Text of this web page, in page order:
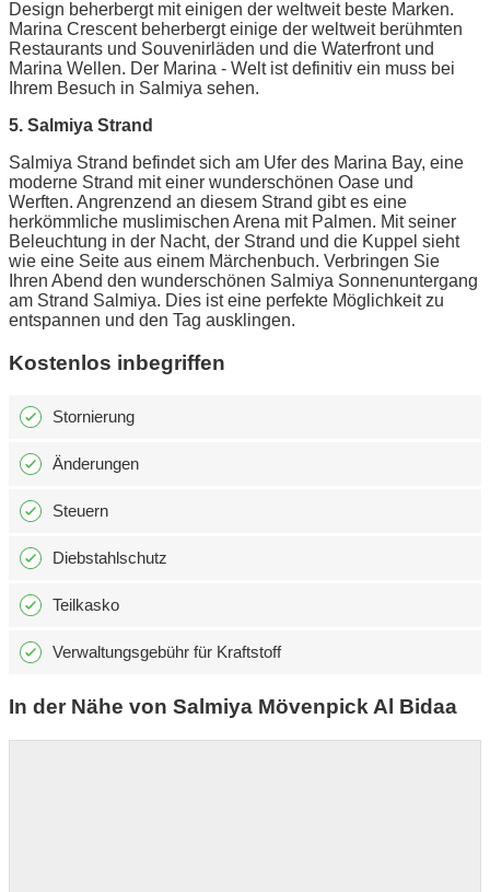
Design beherbergt mit einigen der weltweit beste Marken.
Marina Crescent beherbergt einige der weltweit berühmten
Restaurants und Souvenirläden und die Waterfront und
Marina Wellen. Der Marina - Welt ist definitiv ein muss bei
Ihrem Besuch in Salmiya sehen.
5. Salmiya Strand
Salmiya Strand befindet sich am Ufer des Marina Bay, eine
moderne Strand mit einer wunderschönen Oase und
Werften. Angrenzend an diesem Strand gibt es eine
herkömmliche muslimischen Arena mit Palmen. Mit seiner
Beleuchtung in der Nacht, der Strand und die Kuppel sieht
wie eine Seite aus einem Märchenbuch. Verbringen Sie
Ihren Abend den wunderschönen Salmiya Sonnenuntergang
am Strand Salmiya. Dies ist eine perfekte Möglichkeit zu
entspannen und den Tag ausklingen.
Kostenlos inbegriffen
Stornierung
Änderungen
Steuern
Diebstahlschutz
Teilkasko
Verwaltungsgebühr für Kraftstoff
In der Nähe von Salmiya Mövenpick Al Bidaa